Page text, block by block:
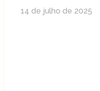
14 de julho de 2025